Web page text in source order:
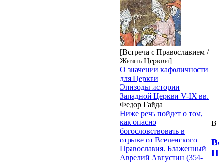
[Встреча с Православием /
Жизнь Церкви]
О значении кафоличности
для Церкви
Эпизоды истории
Западной Церкви V-IX вв.
Федор Гайда
Ниже речь пойдет о том,
как опасно
богословствовать в
отрыве от Вселенского
Православия. Блаженный
Аврелий Августин (354-
В